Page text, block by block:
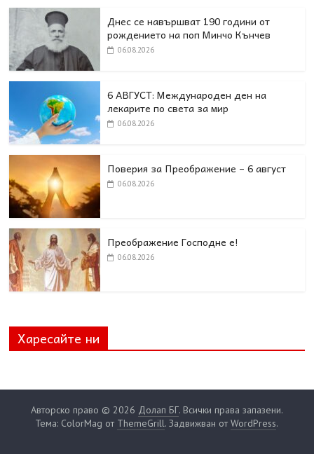
Днес се навършват 190 години от
рождението на поп Минчо Кънчев
06.08.2026
6 АВГУСТ: Международен ден на
лекарите по света за мир
06.08.2026
Поверия за Преображение – 6 август
06.08.2026
Преображение Господне е!
06.08.2026
Харесайте ни
Авторско право © 2026 Долап БГ. Всички права запазени.
Тема: ColorMag от ThemeGrill. Задвижван отWordPress.